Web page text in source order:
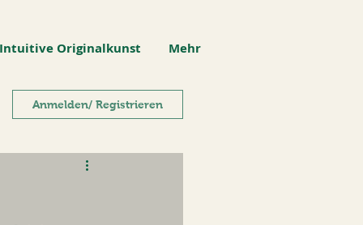
Intuitive Originalkunst Mehr
Anmelden/ Registrieren